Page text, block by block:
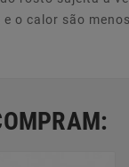
o calor são